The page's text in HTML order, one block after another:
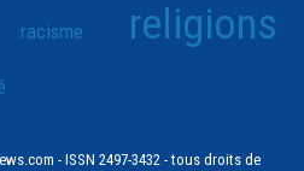
racisme religions
- ISSN 2497-3432 - tous droits de